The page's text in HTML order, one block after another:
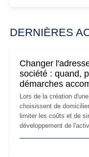
DERNIÈRES
Changer
société : quand,
démarches
Lors de la création
choisissent de
limiter les coûts et de
développement de
professionnels,